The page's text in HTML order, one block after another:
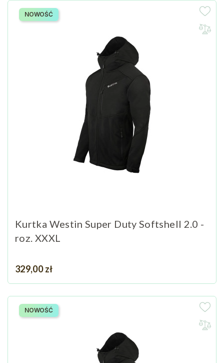
Kurtka Westin Super Duty Softshell 2.0 -
roz. XXXL
Cena
329,00 zł
NOWOŚĆ
NOWOŚĆ